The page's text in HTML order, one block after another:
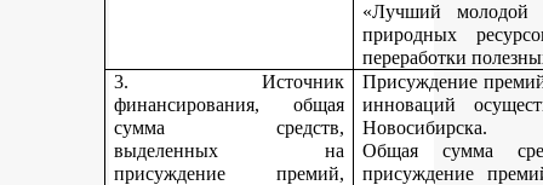
«Лучший молодой
природных
переработки
3. Источник
финансирования, общая
сумма средств,
выделенных на
присуждение премий,
Присуждение
инноваций
Новосибирска.
Общая сумма
присуждение